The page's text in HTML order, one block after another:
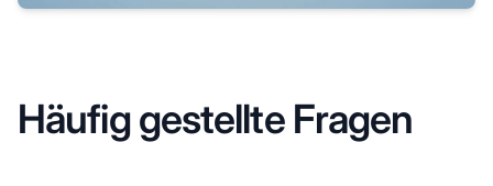
Häufig gestellte Fragen